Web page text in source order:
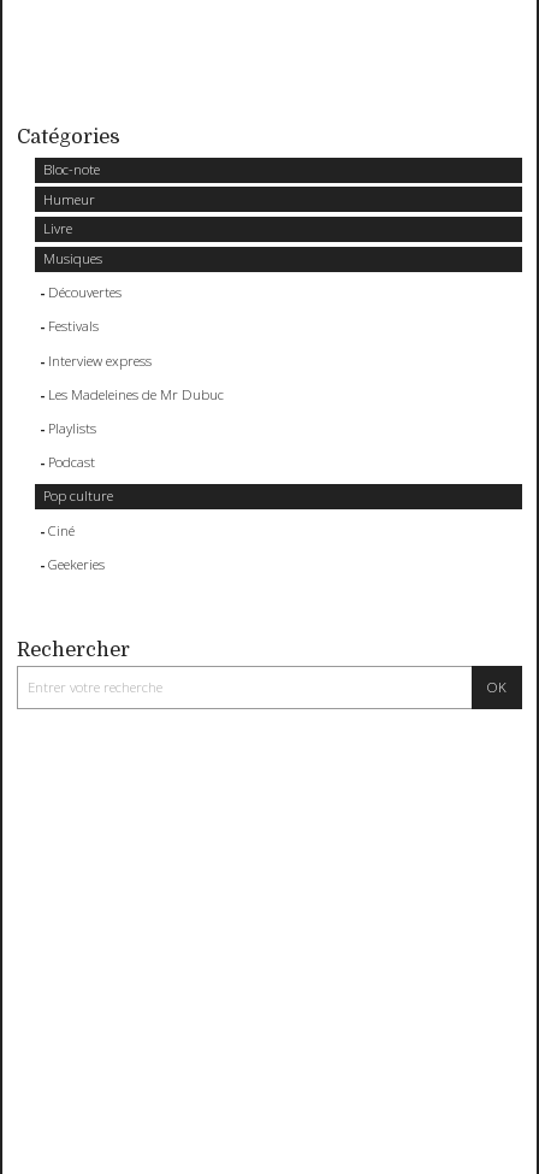
Catégories
Bloc-note
Humeur
Livre
Musiques
Découvertes
Festivals
Interview express
Les Madeleines de Mr Dubuc
Playlists
Podcast
Pop culture
Ciné
Geekeries
Rechercher